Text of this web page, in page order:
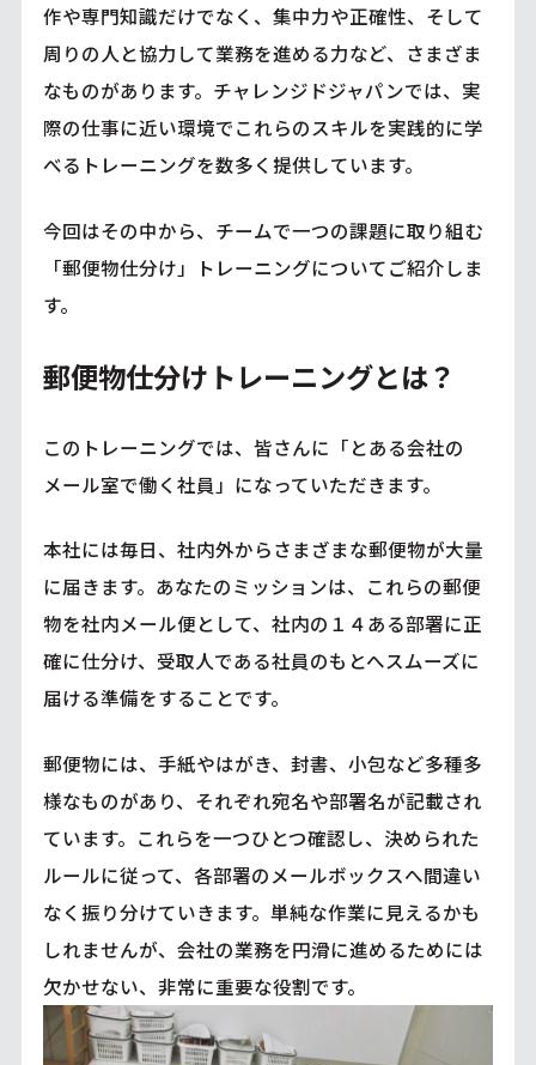
作や専門知識だけでなく、集中力や正確性、そして
周りの人と協力して業務を進める力など、さまざま
なものがあります。チャレンジドジャパンでは、実
際の仕事に近い環境でこれらのスキルを実践的に学
べるトレーニングを数多く提供しています。
今回はその中から、チームで一つの課題に取り組む
「郵便物仕分け」トレーニングについてご紹介しま
す。
郵便物仕分けトレーニングとは？
このトレーニングでは、皆さんに「とある会社の
メール室で働く社員」になっていただきます。
本社には毎日、社内外からさまざまな郵便物が大量
に届きます。あなたのミッションは、これらの郵便
物を社内メール便として、社内の１４ある部署に正
確に仕分け、受取人である社員のもとへスムーズに
届ける準備をすることです。
郵便物には、手紙やはがき、封書、小包など多種多
様なものがあり、それぞれ宛名や部署名が記載され
ています。これらを一つひとつ確認し、決められた
ルールに従って、各部署のメールボックスへ間違い
なく振り分けていきます。単純な作業に見えるかも
しれませんが、会社の業務を円滑に進めるためには
欠かせない、非常に重要な役割です。